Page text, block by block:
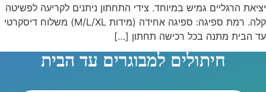
יציאת הרגליים גמיש במיוחד. צידי התחתון ניתנים לקריעה לפשיטה
קלה. רמת ספיגה: ספיגה אחידה (מידות M/L/XL) משלוח דיסקרטי
עד הבית מתנה בכל רכישה תחתון […]
חיתולים למבוגרים עד הבית